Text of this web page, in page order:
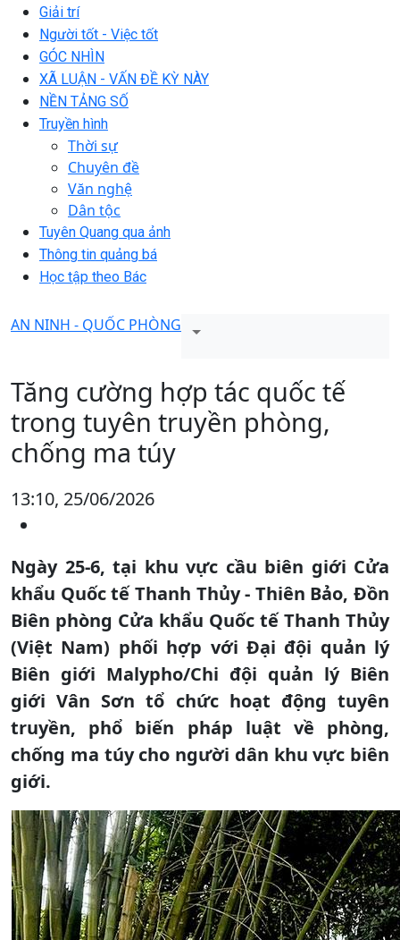
Giải trí
Người tốt - Việc tốt
GÓC NHÌN
XÃ LUẬN - VẤN ĐỀ KỲ NÀY
NỀN TẢNG SỐ
Truyền hình
Thời sự
Chuyên đề
Văn nghệ
Dân tộc
Tuyên Quang qua ảnh
Thông tin quảng bá
Học tập theo Bác
AN NINH - QUỐC PHÒNG
Tăng cường hợp tác quốc tế
trong tuyên truyền phòng,
chống ma túy
13:10, 25/06/2026
Ngày 25-6, tại khu vực cầu biên giới Cửa
khẩu Quốc tế Thanh Thủy - Thiên Bảo, Đồn
Biên phòng Cửa khẩu Quốc tế Thanh Thủy
(Việt Nam) phối hợp với Đại đội quản lý
Biên giới Malypho/Chi đội quản lý Biên
giới Vân Sơn tổ chức hoạt động tuyên
truyền, phổ biến pháp luật về phòng,
chống ma túy cho người dân khu vực biên
giới.